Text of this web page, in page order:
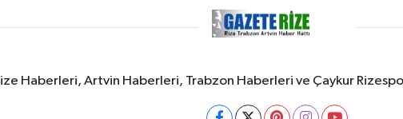
Haberleri, Artvin Haberleri, Trabzon Haberleri ve Çaykur